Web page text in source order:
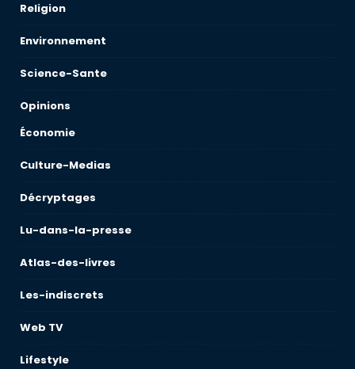
Religion
Environnement
Science-Sante
Opinions
Économie
Culture-Medias
Décryptages
Lu-dans-la-presse
Atlas-des-livres
Les-indiscrets
Web TV
Lifestyle